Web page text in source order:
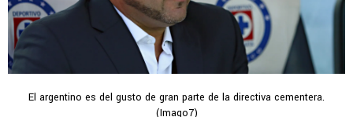
El argentino es del gusto de gran parte de la directiva cementera.
(Imago7)